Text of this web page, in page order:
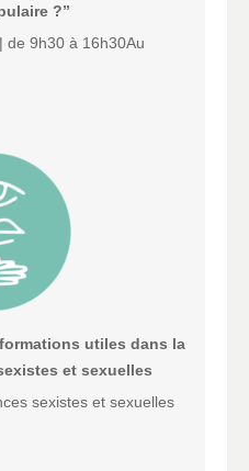
?”
de 9h30 à 16h30Au
utiles dans la
et sexuelles
sexistes et sexuelles